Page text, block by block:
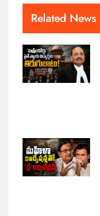
Related News